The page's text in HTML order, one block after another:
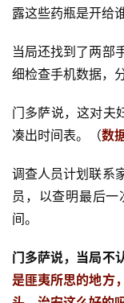
露这些药瓶是开给谁
当局还找到了两部
细检查手机数据，
门多萨说，这对夫
凑出时间表。（数
调查人员计划联系
员，以查明最后
间。
门多萨说，当局不
是匪夷所思的地方